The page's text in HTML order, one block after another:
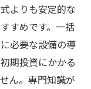
よりも安定的な
すめです。一括
必要な設備の導
期投資にかかる
ん。専門知識が